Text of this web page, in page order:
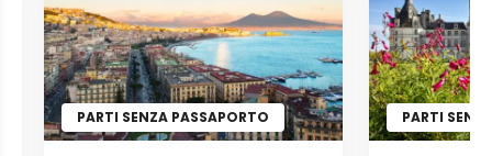
PARTI SENZA PASSAPORTO PARTI